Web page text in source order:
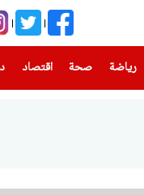
رياضة
(current) صحة(current) اقتصاد